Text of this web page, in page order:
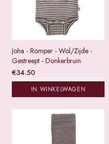
Joha - Romper - Wol/Zijde -
Gestreept - Donkerbruin
€34.50
IN WINKELWAGEN